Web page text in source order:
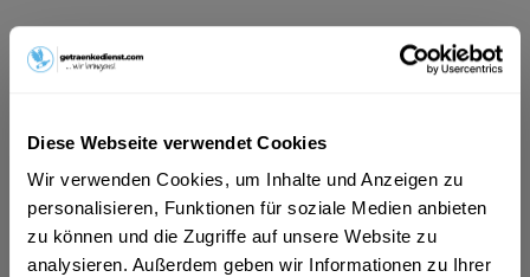
Diese Webseite verwendet Cookies
Wir verwenden Cookies, um Inhalte und Anzeigen zu
personalisieren, Funktionen für soziale Medien anbieten
zu können und die Zugriffe auf unsere Website zu
analysieren. Außerdem geben wir Informationen zu Ihrer
inkl. MwSt.ggf. zzgl. Erschwerniszuschlag
Vorrätig
MEHRWEG
+3,30 € Pfand